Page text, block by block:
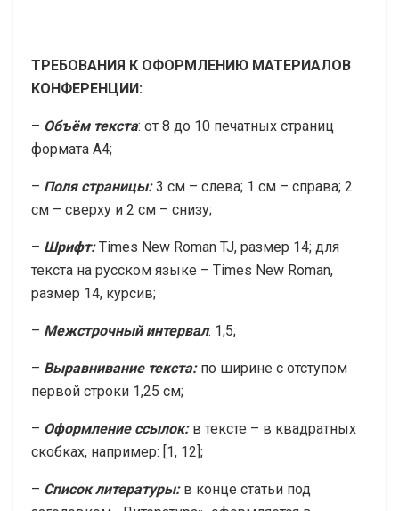
ТРЕБОВАНИЯ К ОФОРМЛЕНИЮ МАТЕРИАЛОВ
КОНФЕРЕНЦИИ:
– Объём текста: от 8 до 10 печатных страниц
формата A4;
– Поля страницы:3 см – слева; 1 см – справа; 2
см – сверху и 2 см – снизу;
– Шрифт:Times New Roman TJ, размер 14; для
текста на русском языке – Times New Roman,
размер 14, курсив;
– Межстрочный интервал: 1,5;
– Выравнивание текста:по ширине с отступом
первой строки 1,25 см;
– Оформление ссылок:в тексте – в квадратных
скобках, например: [1, 12];
– Список литературы:в конце статьи под